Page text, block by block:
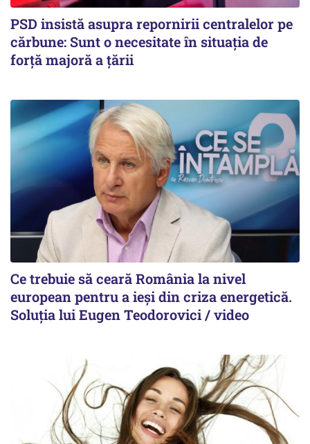
PSD insistă asupra repornirii centralelor pe
cărbune: Sunt o necesitate în situația de
forță majoră a țării
Ce trebuie să ceară România la nivel
european pentru a ieși din criza energetică.
Soluția lui Eugen Teodorovici / video